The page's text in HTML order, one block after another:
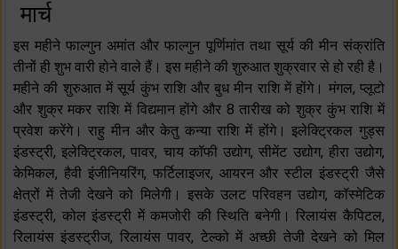
मार्च
इस महीने फाल्गुन अमांत और फाल्गुन पूर्णिमांत तथा सूर्य की मीन संक्रांति
तीनों ही शुभ वारी होने वाले हैं। इस महीने की शुरुआत शुक्रवार से हो रही है।
महीने की शुरुआत में सूर्य कुंभ राशि और बुध मीन राशि में होंगे। मंगल, प्लूटो
और शुक्र मकर राशि में विद्यमान होंगे और 8 तारीख को शुक्र कुंभ राशि में
प्रवेश करेंगे। राहु मीन और केतु कन्या राशि में होंगे। इलेक्ट्रिकल गुड्स
इंडस्ट्री, इलेक्ट्रिकल, पावर, चाय कॉफी उद्योग, सीमेंट उद्योग, हीरा उद्योग,
केमिकल, हैवी इंजीनियरिंग, फर्टिलाइजर, आयरन और स्टील इंडस्ट्री जैसे
क्षेत्रों में तेजी देखने को मिलेगी। इसके उलट परिवहन उद्योग, कॉस्मेटिक
इंडस्ट्री, कोल इंडस्ट्री में कमजोरी की स्थिति बनेगी। रिलायंस कैपिटल,
रिलायंस इंडस्ट्रीज, रिलायंस पावर, टेल्को में अच्छी तेजी देखने को मिल